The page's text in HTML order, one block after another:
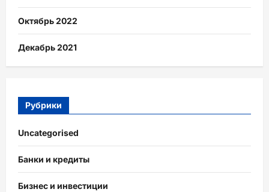
Октябрь 2022
Декабрь 2021
Рубрики
Uncategorised
Банки и кредиты
Бизнес и инвестиции